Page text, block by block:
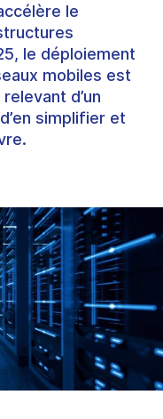
le
le déploiement
mobiles est
d’un
simplifier et